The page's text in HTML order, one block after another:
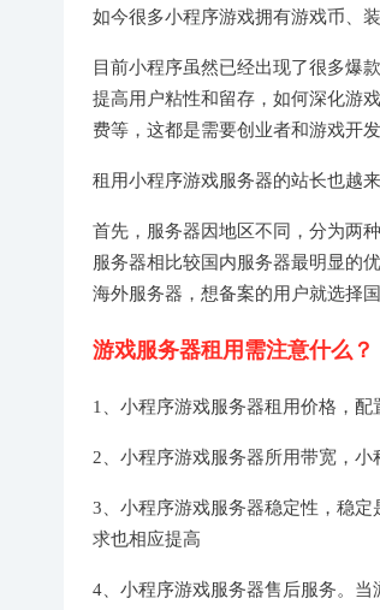
如今很多小程序游戏拥有游戏币、
目前小程序虽然已经出现了很多爆
提高用户粘性和留存，如何深化游
费等，这都是需要创业者和游戏开
租用小程序游戏服务器的站长也越
首先，服务器因地区不同，分为两
服务器相比较国内服务器最明显的
海外服务器，想备案的用户就选择
游戏服务器租用需注意什么？
1、小程序游戏服务器租用价格，
2、小程序游戏服务器所用带宽，
3、小程序游戏服务器稳定性，稳
求也相应提高
4、小程序游戏服务器售后服务。